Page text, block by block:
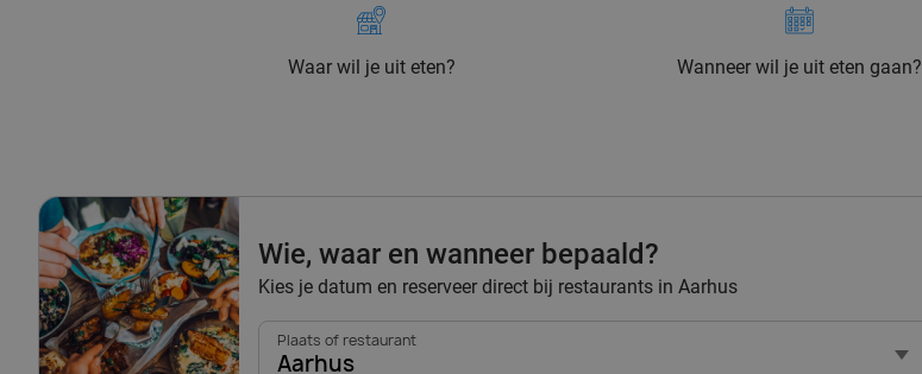
Waar wil je uit eten? Wanneer wil je uit eten gaan?
Wie, waar en wanneer bepaald?
Kies je datum en reserveer direct bij restaurants in Aarhus
Plaats of restaurant
Aarhus